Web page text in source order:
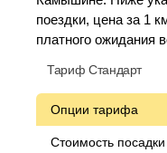
поездки, цена за 1
платного ожидания
Тариф Стандарт
Опции тарифа
Стоимость посадки